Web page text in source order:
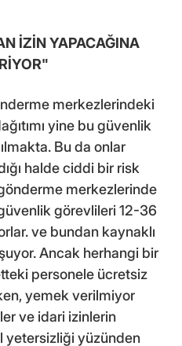
İZİN YAPACAĞINA
merkezlerindeki
yine bu güvenlik
Bu da onlar
halde ciddi bir risk
merkezlerinde
görevlileri 12-36
ve bundan kaynaklı
Ancak herhangi bir
personele ücretsiz
yemek verilmiyor
ve idari izinlerin
yetersizliği yüzünden